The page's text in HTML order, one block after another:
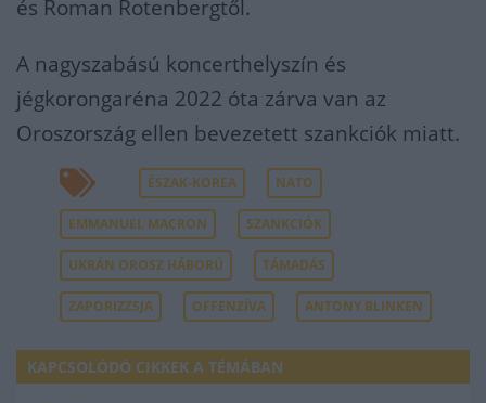
és Roman Rotenbergtől.
A nagyszabású koncerthelyszín és
jégkorongaréna 2022 óta zárva van az
Oroszország ellen bevezetett szankciók miatt.
ÉSZAK-KOREA NATO
EMMANUEL MACRON SZANKCIÓK
UKRÁN OROSZ HÁBORÚ TÁMADÁS
ZAPORIZZSJA OFFENZÍVA ANTONY BLINKEN
KAPCSOLÓDÓ CIKKEK A TÉMÁBAN